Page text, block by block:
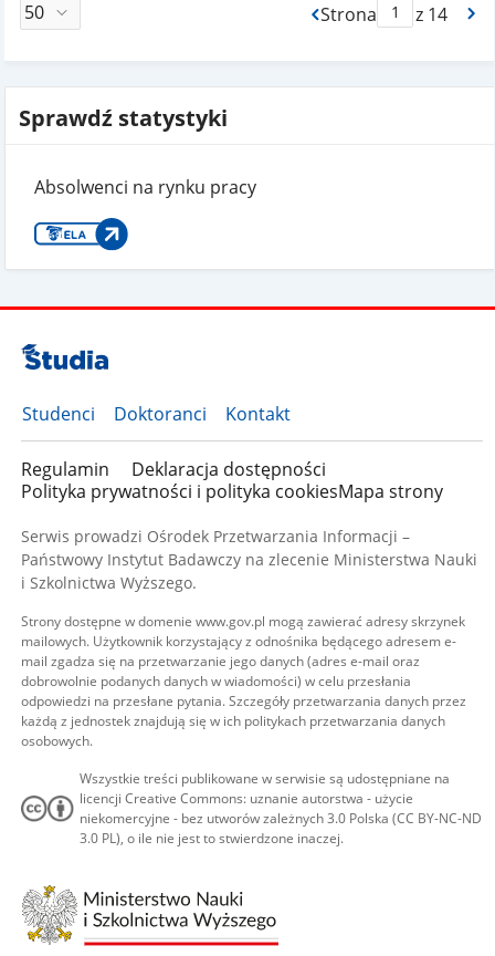
Strona
Max Stronaz 14
Sprawdź statystyki
Absolwenci na rynku pracy
Studenci Doktoranci Kontakt
Regulamin
Deklaracja dostępności
Polityka prywatności i polityka cookiesMapa strony
Serwis prowadzi Ośrodek Przetwarzania Informacji –
Państwowy Instytut Badawczy na zlecenie Ministerstwa Nauki
i Szkolnictwa Wyższego.
Strony dostępne w domenie www.gov.pl mogą zawierać adresy skrzynek
mailowych. Użytkownik korzystający z odnośnika będącego adresem e-
mail zgadza się na przetwarzanie jego danych (adres e-mail oraz
dobrowolnie podanych danych w wiadomości) w celu przesłania
odpowiedzi na przesłane pytania. Szczegóły przetwarzania danych przez
każdą z jednostek znajdują się w ich politykach przetwarzania danych
osobowych.
Wszystkie treści publikowane w serwisie są udostępniane na
licencji Creative Commons: uznanie autorstwa - użycie
niekomercyjne - bez utworów zależnych 3.0 Polska (CC BY-NC-ND
3.0 PL), o ile nie jest to stwierdzone inaczej.